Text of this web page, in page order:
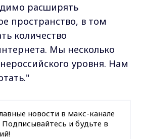
расширять
пространство, в том
количество
Мы несколько
уровня. Нам
новости в макс-канале
Подписывайтесь и будьте в